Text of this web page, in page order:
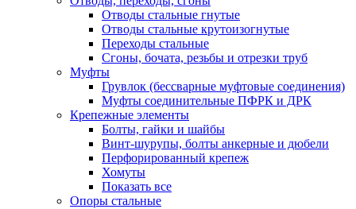
Отводы стальные гнутые
Отводы стальные крутоизогнутые
Переходы стальные
Сгоны, бочата, резьбы и отрезки труб
Муфты
Грувлок (бессварные муфтовые соединения)
Муфты соединительные ПФРК и ДРК
Крепежные элементы
Болты, гайки и шайбы
Винт-шурупы, болты анкерные и дюбели
Перфорированный крепеж
Хомуты
Показать все
Опоры стальные